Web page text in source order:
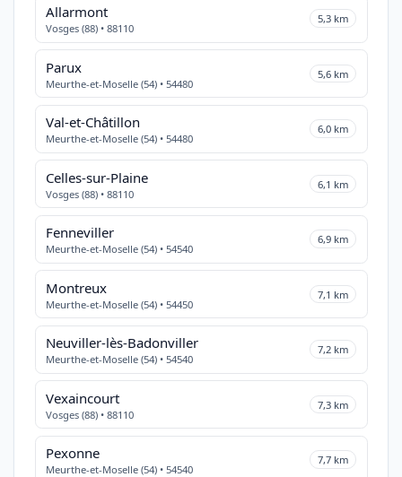
Allarmont
Vosges (88) • 88110
5,3 km
Parux
Meurthe-et-Moselle (54) • 54480
5,6 km
Val-et-Châtillon
Meurthe-et-Moselle (54) • 54480
6,0 km
Celles-sur-Plaine
Vosges (88) • 88110
6,1 km
Fenneviller
Meurthe-et-Moselle (54) • 54540
6,9 km
Montreux
Meurthe-et-Moselle (54) • 54450
7,1 km
Neuviller-lès-Badonviller
Meurthe-et-Moselle (54) • 54540
7,2 km
Vexaincourt
Vosges (88) • 88110
7,3 km
Pexonne
Meurthe-et-Moselle (54) • 54540
7,7 km